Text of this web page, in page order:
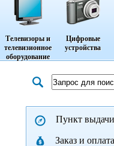
Телевизоры и
телевизионное
оборудование
Цифровые
устройства
Пункт выдачи
Заказ и оплата